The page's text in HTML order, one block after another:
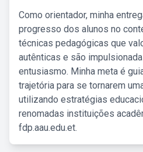
Como orientador, minha
progresso dos alunos no
técnicas pedagógicas que
autênticas e são
entusiasmo. Minha meta é
trajetória para se tornarem
utilizando estratégias
renomadas instituições
fdp.aau.edu.et.